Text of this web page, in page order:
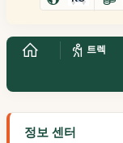
트렉
정보 센터